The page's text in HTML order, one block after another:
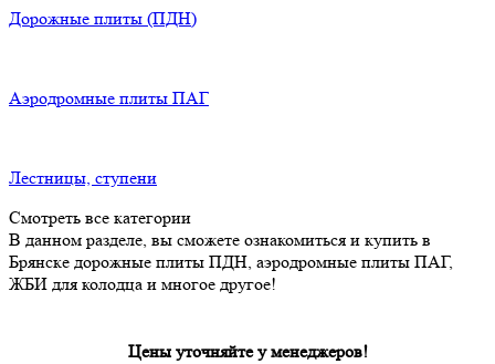
Дорожные плиты (ПДН)
Аэродромные плиты ПАГ
Лестницы, ступени
Смотреть все категории
В данном разделе, вы сможете ознакомиться и купить в
Брянске дорожные плиты ПДН, аэродромные плиты ПАГ,
ЖБИ для колодца и многое другое!
Цены уточняйте у менеджеров!